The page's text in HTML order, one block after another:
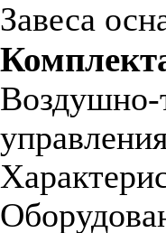
Завеса
Воздушно-